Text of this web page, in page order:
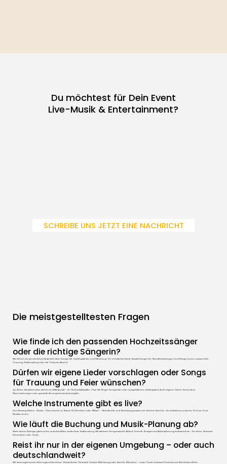
Du möchtest für Dein Event
Live-Musik & Entertainment?
SCHREIBE UNS JETZT EINE NACHRICHT
Die meistgestelltesten Fragen
Wie finde ich den passenden Hochzeitssänger
oder die richtige Sängerin?
Wir führen ein persönliches Gespräch über Songs, Stil, Lieblingslieder und Stimmung. Ihr erhaltet konkrete Empfehlungen für Bandbesetzungen und Sänger:innen, passend für
Trauung, Sektempfang oder die Party am Abend.
Dürfen wir eigene Lieder vorschlagen oder Songs
für Trauung und Feier wünschen?
Ja! Deine Musikwünsche stehen im Mittelpunkt – ob Hochzeitsklassiker, Pop-Hit, Singer Songwriter oder ausgefallenes Lieblingslied. Auch eigene Ideen, besondere
Überraschungen oder spezielle Arrangements sind möglich.
Welche Instrumente gibt es live?
Von Gesang, Gitarre, Klavier, Piano bis hin zu Band, DJ, Streicher oder Bläser – Bandbreite und Besetzung passen wir deinem Event an. Du wählst aus unserem Pool an Profi-
Musiker:innen.
Wie läuft die Buchung und Musik-Planung ab?
Nach deiner Anfrage gibt es eine unverbindliche, kostenlose Erstberatung. Wir stimmen Songauswahl, Ablauf, Technik, Budget und Ablaufplanung individuell ab – für deine Hochzeit,
Firmenfeier oder Taufe.
Reist ihr nur in der eigenen Umgebung – oder auch
deutschlandweit?
Wir sind regional wie überregional buchbar. Düsseldorfer Hochzeit, Party in Oldenburg oder Event in München – unser Team reist samt Technik und Band überall hin.